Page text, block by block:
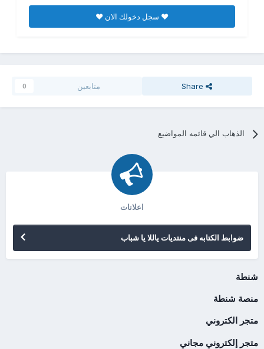
♥ سجل دخولك الان ♥
Share متابعين 0
الذهاب الي قائمه المواضيع
اعلانات
ضوابط الكتابه فى منتديات ياللا يا شباب
شنطة
منصة شنطة
متجر الكتروني
متجر إلكتروني مجاني